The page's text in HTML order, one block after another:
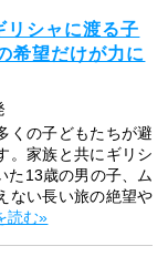
シャに渡る子
希望だけが力に
くの子どもたちが避
。家族と共にギリシ
た13歳の男の子、ム
ない長い旅の絶望や
読む»